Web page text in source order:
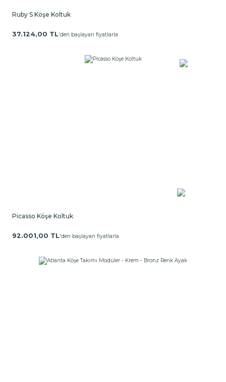
Ruby S Köşe Koltuk
37.124,00 TL'den başlayan fiyatlarla
Picasso Köşe Koltuk
92.001,00 TL'den başlayan fiyatlarla